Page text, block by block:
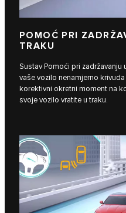
POMOĆ PRI
TRAKU
Sustav Pomoći pri
vaše vozilo nenamjerno
korektivni okretni moment na
svoje vozilo vratite u traku.